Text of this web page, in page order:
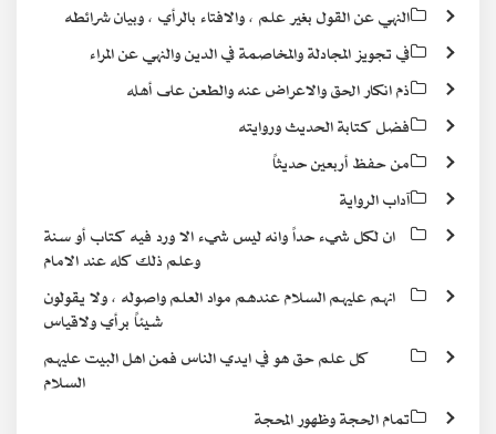
النهي عن القول بغير علم ، والافتاء بالرأي ، وبيان شرائطه
في تجويز المجادلة والمخاصمة في الدين والنهي عن المراء
ذم انكار الحق والاعراض عنه والطعن على أهله
فضل كتابة الحديث وروايته
من حفظ أربعين حديثاً
آداب الرواية
ان لكل شيء حداً وانه ليس شيء الا ورد فيه كتاب أو سنة
وعلم ذلك كله عند الامام
انهم عليهم السلام عندهم مواد العلم واصوله ، ولا يقولون
شيئاً برأي ولاقياس
كل علم حق هو في ايدي الناس فمن اهل البيت عليهم
السلام
تمام الحجة وظهور المحجة